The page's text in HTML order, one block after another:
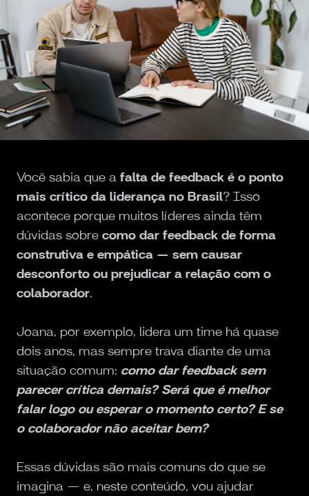
Você sabia que a falta de feedback é o ponto
mais crítico da liderança no Brasil? Isso
acontece porque muitos líderes ainda têm
dúvidas sobre como dar feedback de forma
construtiva e empática — sem causar
desconforto ou prejudicar a relação com o
colaborador.
Joana, por exemplo, lidera um time há quase
dois anos, mas sempre trava diante de uma
situação comum: como dar feedback sem
parecer crítica demais? Será que é melhor
falar logo ou esperar o momento certo? E se
o colaborador não aceitar bem?
Essas dúvidas são mais comuns do que se
imagina — e, neste conteúdo, vou ajudar